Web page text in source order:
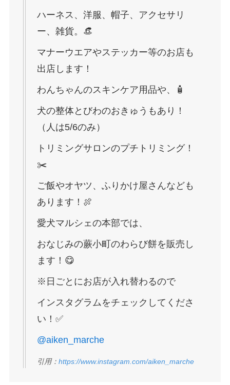
ハーネス、洋服、帽子、アクセサリ
ー、雑貨。👒
マナーウエアやステッカー等のお店も
出店します！
わんちゃんのスキンケア用品や、🧴
犬の整体とびわのおきゅうもあり！
（人は5/6のみ）
トリミングサロンのプチトリミング！
✂️
ご飯やオヤツ、ふりかけ屋さんなども
あります！🍖
愛犬マルシェの本部では、
おなじみの蕨小町のわらび餅を販売し
ます！😋
※日ごとにお店が入れ替わるので
インスタグラムをチェックしてくださ
い！✅
@aiken_marche
引用： https://www.instagram.com/aiken_marche